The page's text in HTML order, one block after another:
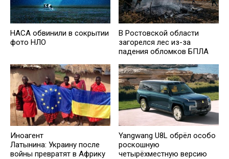
НАСА обвинили в сокрытии
фото НЛО
В Ростовской области
загорелся лес из-за
падения обломков БПЛА
Иноагент
Латынина: Украину после
войны превратят в Африку
Yangwang U8L обрёл особо
роскошную
четырёхместную версию